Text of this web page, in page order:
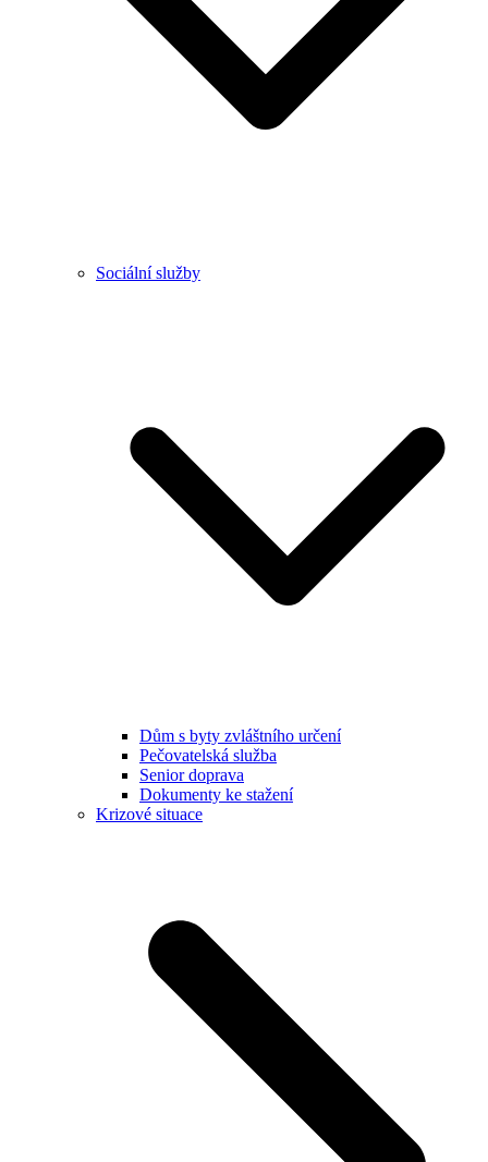
Sociální služby
Dům s byty zvláštního určení
Pečovatelská služba
Senior doprava
Dokumenty ke stažení
Krizové situace